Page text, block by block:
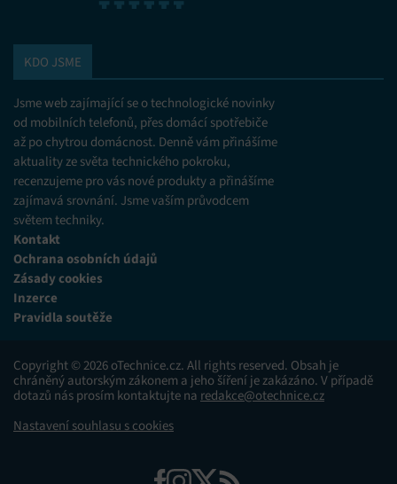
KDO JSME
Jsme web zajímající se o technologické novinky
od mobilních telefonů, přes domácí spotřebiče
až po chytrou domácnost. Denně vám přinášíme
aktuality ze světa technického pokroku,
recenzujeme pro vás nové produkty a přinášíme
zajímavá srovnání. Jsme vaším průvodcem
světem techniky.
Kontakt
Ochrana osobních údajů
Zásady cookies
Inzerce
Pravidla soutěže
Copyright © 2026 oTechnice.cz. All rights reserved. Obsah je
chráněný autorským zákonem a jeho šíření je zakázáno. V případě
dotazů nás prosím kontaktujte na redakce@otechnice.cz
Nastavení souhlasu s cookies